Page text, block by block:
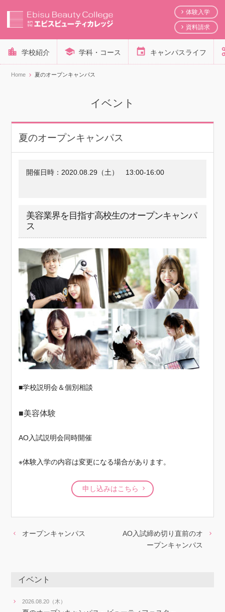
体験入学
資料請求
学校紹介 学科・コース キャンパスライフ
Home 夏のオープンキャンパス
イベント
夏のオープンキャンパス
開催日時： 2020.08.29（土） 13:00-16:00
美容業界を目指す高校生のオープンキャンパ
ス
■学校説明会＆個別相談
■美容体験
AO入試説明会同時開催
※体験入学の内容は変更になる場合があります。
申し込みはこちら
オープンキャンパス
AO入試締め切り直前のオ
ープンキャンパス
イベント
2026.08.20（木）